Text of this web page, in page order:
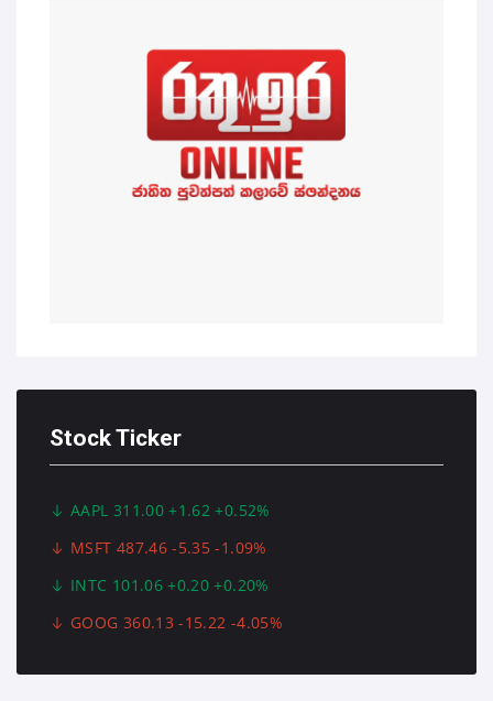
Stock Ticker
AAPL 311.00 +1.62 +0.52%
MSFT 487.46 -5.35 -1.09%
INTC 101.06 +0.20 +0.20%
GOOG 360.13 -15.22 -4.05%